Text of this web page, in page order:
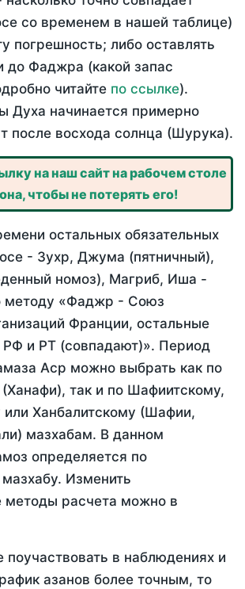
со временем в нашей таблице)
погрешность; либо оставлять
до Фаджра (какой запас
читайте по ссылке).
Духа начинается примерно
после восхода солнца (Шурука).
на наш сайт на рабочем столе
чтобы не потерять его!
остальных обязательных
- Зухр, Джума (пятничный),
номоз), Магриб, Иша -
методу «Фаджр - Союз
Франции, остальные
и РТ (совпадают)». Период
Аср можно выбрать как по
так и по Шафиитскому,
или Ханбалитскому (Шафии,
мазхабам. В данном
определяется по
Изменить
методы расчета можно в
поучаствовать в наблюдениях и
азанов более точным, то